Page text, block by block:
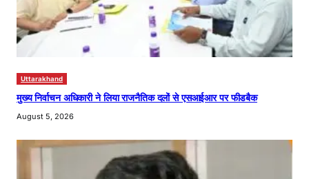
Uttarakhand
मुख्य निर्वाचन अधिकारी ने लिया राजनैतिक दलों से एसआईआर पर फीडबैक
August 5, 2026